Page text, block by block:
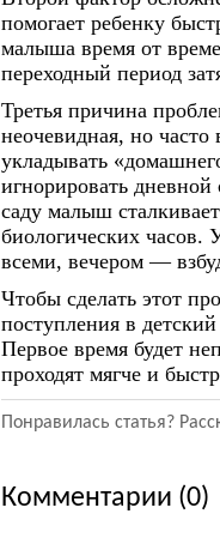
помогает ребенку
малыша время от
переходный период
Третья причина
неочевидная, но
укладывать
игнорировать
саду малыш
биологических часов.
всеми, вечером —
Чтобы сделать этот
поступления в
Первое время будет
проходят мягче и
Понравилась статья?
Комментарии (0)